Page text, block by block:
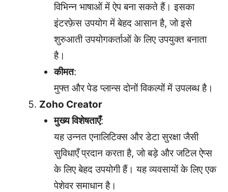
विभिन्न भाषाओं में ऐप बना सकते हैं। इसका
इंटरफ़ेस उपयोग में बेहद आसान है, जो इसे
शुरुआती उपयोगकर्ताओं के लिए उपयुक्त बनाता
है।
कीमत:
मुफ्त और पेड प्लान्स दोनों विकल्पों में उपलब्ध है।
Zoho Creator
मुख्य विशेषताएँ:
यह उन्नत एनालिटिक्स और डेटा सुरक्षा जैसी
सुविधाएँ प्रदान करता है, जो बड़े और जटिल ऐप्स
के लिए बेहद उपयोगी हैं। यह व्यवसायों के लिए एक
पेशेवर समाधान है।